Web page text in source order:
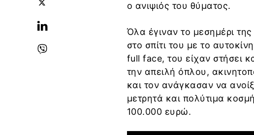
ο ανιψιός του θύματος.
Όλα έγιναν το μεσημέρι
στο σπίτι του με το
full face, του είχαν στήσει
την απειλή όπλου,
και τον ανάγκασαν να
μετρητά και πολύτιμα
100.000 ευρώ.